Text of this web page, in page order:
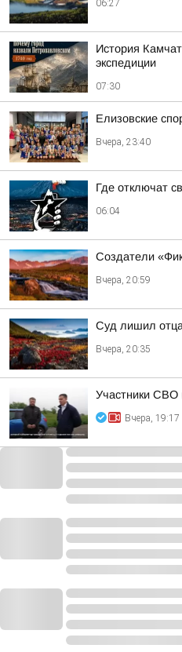
06:27
История
экспедиции
07:30
Елизовские
Вчера, 23:40
Где отключат
06:04
Создатели
Вчера, 20:59
Суд лишил
Вчера, 20:35
Участники СВО
Вчера, 19:17